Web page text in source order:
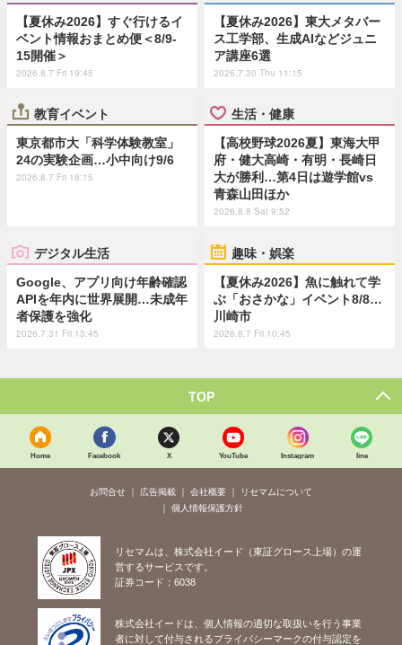
【夏休み2026】すぐ行けるイ
ベント情報おまとめ便＜8/9-
15開催＞
2026.8.7 Fri 19:45
【夏休み2026】東大メタバー
ス工学部、生成AIなどジュニ
ア講座6選
2026.7.30 Thu 11:15
教育イベント
東京都市大「科学体験教室」
24の実験企画…小中向け9/6
2026.8.7 Fri 18:15
生活・健康
【高校野球2026夏】東海大甲
府・健大高崎・有明・長崎日
大が勝利…第4日は遊学館vs
青森山田ほか
2026.8.8 Sat 9:52
デジタル生活
Google、アプリ向け年齢確認
APIを年内に世界展開…未成年
者保護を強化
2026.7.31 Fri 13:45
趣味・娯楽
【夏休み2026】魚に触れて学
ぶ「おさかな」イベント8/8…
川崎市
2026.8.7 Fri 10:45
TOP
Home Facebook X YouTube Instagram line
お問合せ 広告掲載 会社概要
リセマムについて
個人情報保護方針
リセマムは、株式会社イード（東証グロース上場）の運
営するサービスです。
証券コード：6038
株式会社イードは、個人情報の適切な取扱いを行う事業
者に対して付与されるプライバシーマークの付与認定を